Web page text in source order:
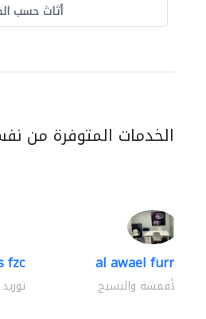
أثاث حسب
الخدمات المتوفرة من
fzc al awael
الأقمشة والنسيج